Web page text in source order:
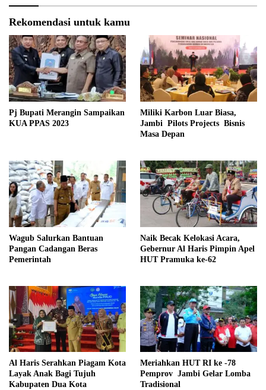
Rekomendasi untuk kamu
Pj Bupati Merangin Sampaikan
KUA PPAS 2023
Miliki Karbon Luar Biasa,
Jambi Pilots Projects Bisnis
Masa Depan
Wagub Salurkan Bantuan
Pangan Cadangan Beras
Pemerintah
Naik Becak Kelokasi Acara,
Gebernur Al Haris Pimpin Apel
HUT Pramuka ke-62
Al Haris Serahkan Piagam Kota
Layak Anak Bagi Tujuh
Kabupaten Dua Kota
Meriahkan HUT RI ke -78
Pemprov Jambi Gelar Lomba
Tradisional